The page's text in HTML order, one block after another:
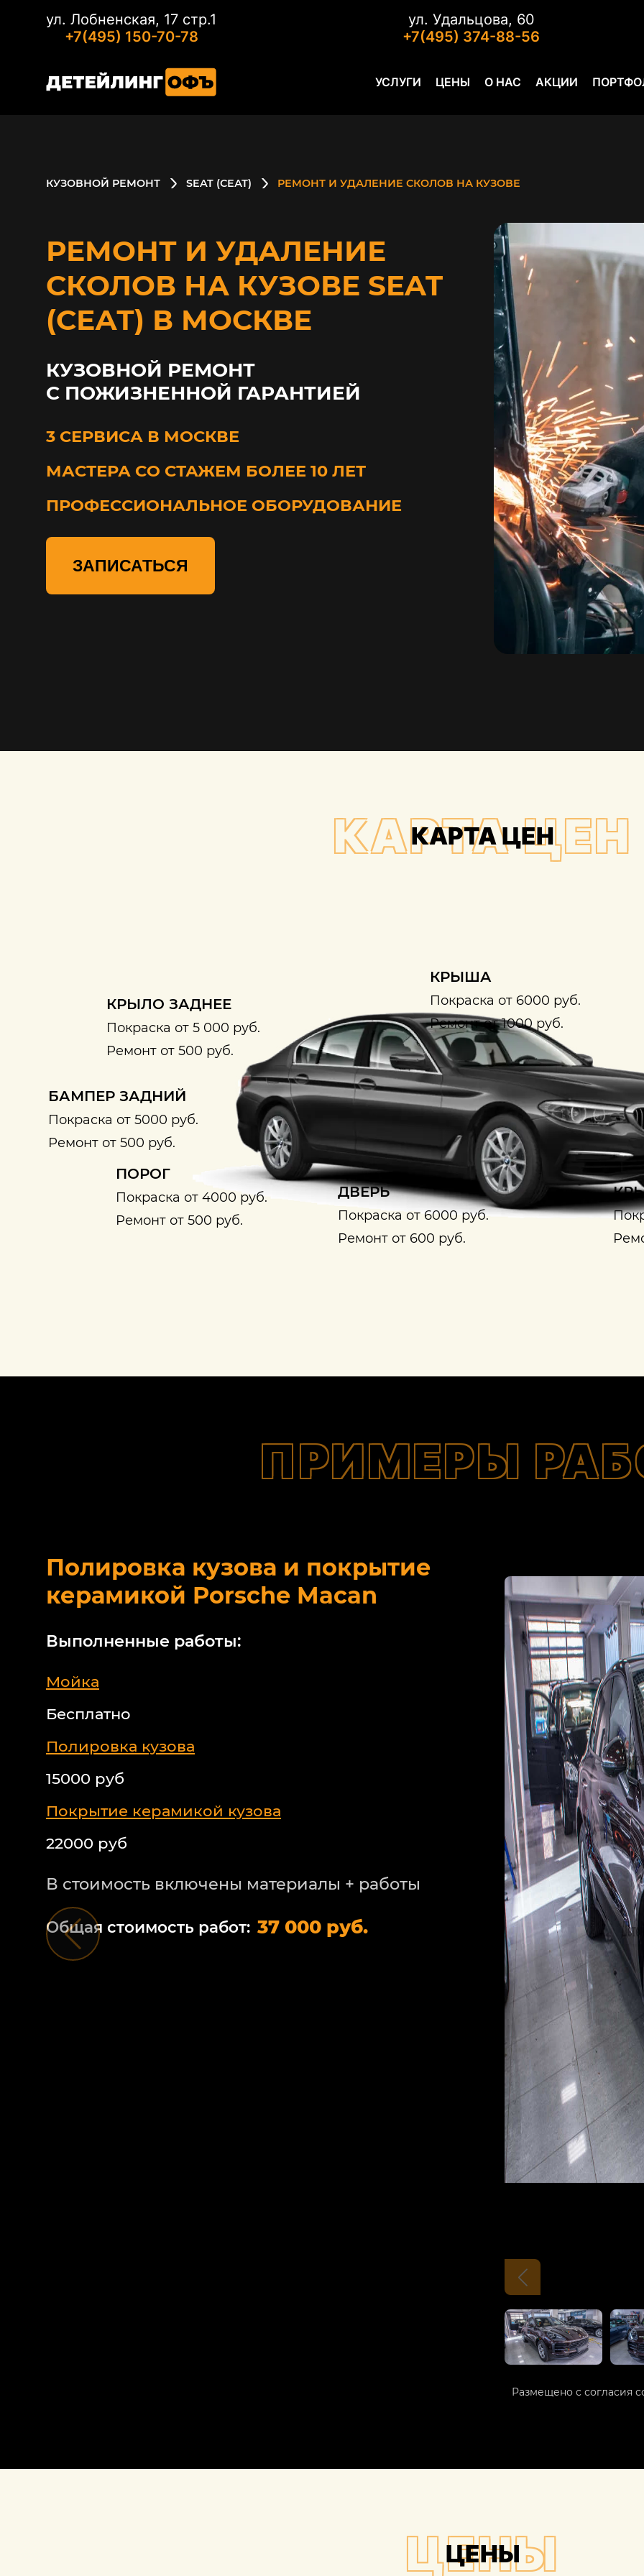
ул. Лобненская, 17 стр.1
+7(495) 150-70-78
ул. Удальцова, 60
+7(495) 374-88-56
УСЛУГИ ЦЕНЫ О НАС АКЦИИ
КУЗОВНОЙ РЕМОНТ SEAT (СЕАТ) РЕМОНТ И УДАЛЕНИЕ СКОЛОВ НА КУЗОВЕ
РЕМОНТ И УДАЛЕНИЕ
СКОЛОВ НА КУЗОВЕ SEAT
(СЕАТ) В МОСКВЕ
КУЗОВНОЙ РЕМОНТ
С ПОЖИЗНЕННОЙ ГАРАНТИЕЙ
3 СЕРВИСА В МОСКВЕ
МАСТЕРА СО СТАЖЕМ БОЛЕЕ 10 ЛЕТ
ПРОФЕССИОНАЛЬНОЕ ОБОРУДОВАНИЕ
ЗАПИСАТЬСЯ
КАРТА ЦЕН
КАРТА ЦЕН
КРЫША
Покраска от 6000 руб.
Ремонт от 1000 руб.
КРЫЛО ЗАДНЕЕ
Покраска от 5 000 руб.
Ремонт от 500 руб.
БАМПЕР ЗАДНИЙ
Покраска от 5000 руб.
Ремонт от 500 руб.
ПОРОГ
Покраска от 4000 руб.
Ремонт от 500 руб.
ДВЕРЬ
Покраска от 6000 руб.
Ремонт от 600 руб.
ПРИМЕРЫ
Полировка кузова и покрытие
керамикой Porsche Macan
Выполненные работы:
Мойка
Бесплатно
Полировка кузова
15000 руб
Покрытие керамикой кузова
22000 руб
В стоимость включены материалы + работы
Общая стоимость работ: 37 000 руб.
Размещено с согласия
ЦЕНЫ
ЦЕНЫ